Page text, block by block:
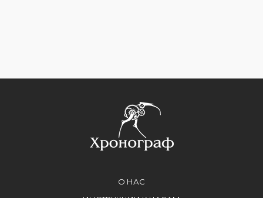
О НАС